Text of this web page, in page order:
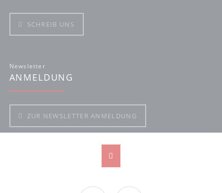
SCHREIB UNS
Newsletter
ANMELDUNG
ZUR NEWSLETTER ANMELDUNG